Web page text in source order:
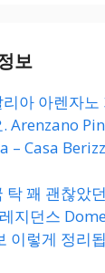
보
아 아렌자노
Arenzano
– Casa
탁 꽤 괜찮았
지던스
이렇게 정리